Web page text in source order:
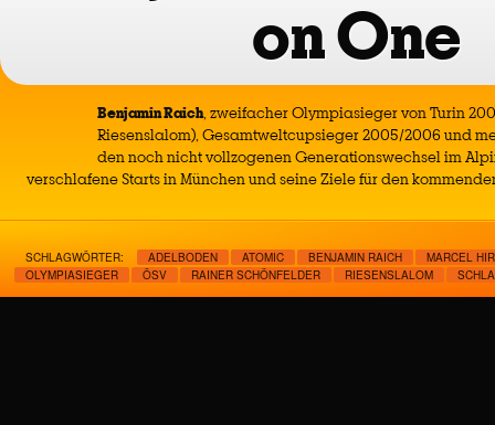
on One
Benjamin Raich, zweifacher Olympiasieger von Turin
Riesenslalom), Gesamtweltcupsieger 2005/2006 und
den noch nicht vollzogenen Generationswechsel im
verschlafene Starts in München und seine Ziele für den
SCHLAGWÖRTER: ADELBODEN ATOMIC BENJAMIN RAICH
MARCEL
OLYMPIASIEGER
ÖSV RAINER SCHÖNFELDER RIESENSLALOM